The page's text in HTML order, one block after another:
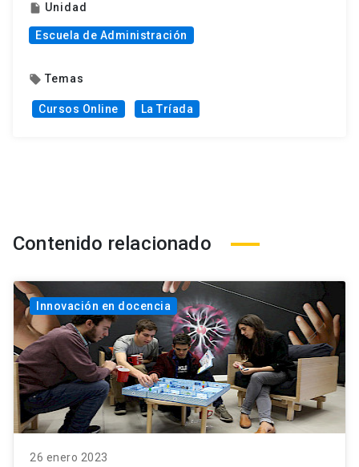
insert_drive_file Unidad
Escuela de Administración
local_offer Temas
Cursos Online La Tríada
Contenido relacionado
Innovación en docencia
26 enero 2023